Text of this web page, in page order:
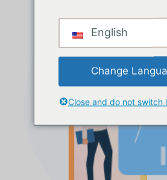
English
Change
Close and do not switch